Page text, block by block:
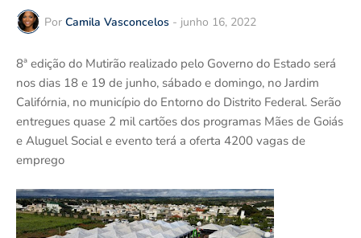
Por Camila Vasconcelos - junho 16, 2022
8ª edição do Mutirão realizado pelo Governo do Estado será
nos dias 18 e 19 de junho, sábado e domingo, no Jardim
Califórnia, no município do Entorno do Distrito Federal. Serão
entregues quase 2 mil cartões dos programas Mães de Goiás
e Aluguel Social e evento terá a oferta 4200 vagas de
emprego